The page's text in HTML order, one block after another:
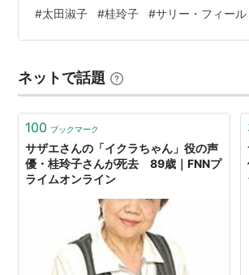
奥さまは魔女（タバサ）
リスト::声優/か行
ガンちゃんとオモッチャマは同じ女優の
ていた事にあったようです。太田さん、
利さんがサリー・フィールドの吹替えを
残念ながら無いようです。また、茉利さ
ロバーツを担当された映画『マグノリア
#太田淑子 #桂玲子 #サリー・フィール
ネットで話題
100 ブックマーク
サザエさんの「イクラちゃん」役の声
優・桂玲子さんが死去 89歳｜FNNプ
ライムオンライン